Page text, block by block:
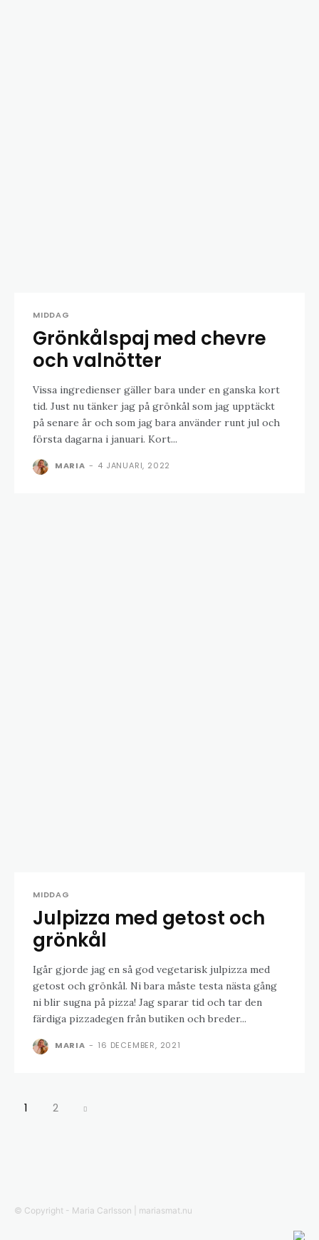
MIDDAG
Grönkålspaj med chevre
och valnötter
Vissa ingredienser gäller bara under en ganska kort
tid. Just nu tänker jag på grönkål som jag upptäckt
på senare år och som jag bara använder runt jul och
första dagarna i januari. Kort...
MARIA - 4 JANUARI, 2022
MIDDAG
Julpizza med getost och
grönkål
Igår gjorde jag en så god vegetarisk julpizza med
getost och grönkål. Ni bara måste testa nästa gång
ni blir sugna på pizza! Jag sparar tid och tar den
färdiga pizzadegen från butiken och breder...
MARIA - 16 DECEMBER, 2021
1 2
© Copyright - Maria Carlsson | mariasmat.nu